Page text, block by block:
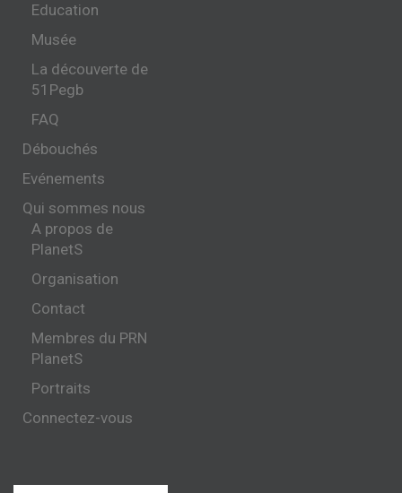
Education
Musée
La découverte de
51Pegb
FAQ
Débouchés
Evénements
Qui sommes nous
A propos de
PlanetS
Organisation
Contact
Membres du PRN
PlanetS
Portraits
Connectez-vous